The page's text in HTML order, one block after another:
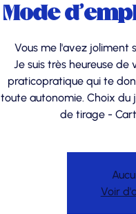
Mode
Vous me l'avez joliment
Je suis très heureuse
praticopratique qui te
toute autonomie. Choix du
de tirage -
Voir